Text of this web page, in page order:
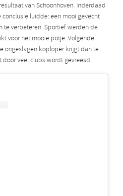
van Schoonhoven. Inderdaad
luidde: een mooi gevecht
te verbeteren. Sportief werden de
voor het mooie potje. Volgende
ongeslagen koploper krijgt dan te
veel clubs wordt gevreesd.